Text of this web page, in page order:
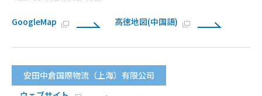
GoogleMap 高徳地図(中国語)
安田中倉国際物流（上海）有限公司